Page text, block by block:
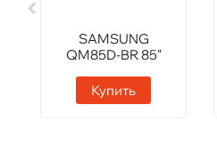
SAMSUNG
QM85D-BR 85"
Купить